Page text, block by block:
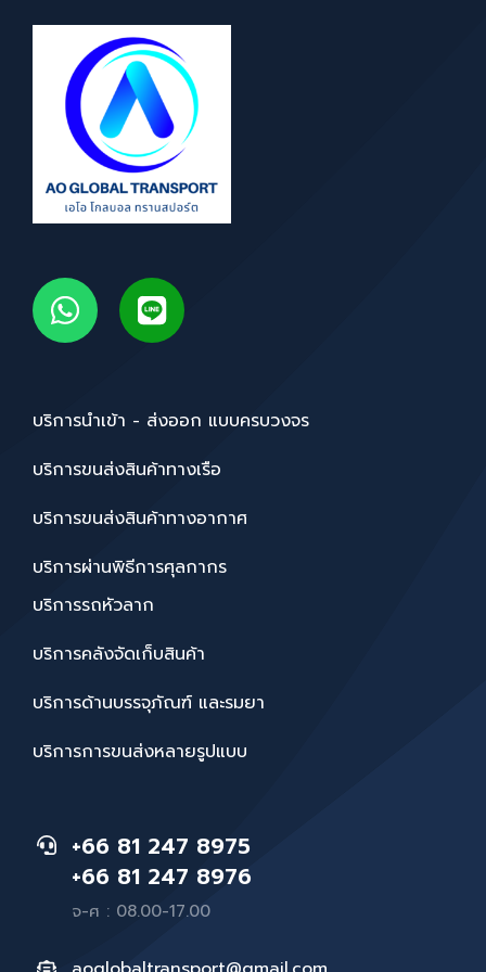
บริการนำเข้า - ส่งออก แบบครบวงจร
บริการขนส่งสินค้าทางเรือ
บริการขนส่งสินค้าทางอากาศ
บริการผ่านพิธีการศุลกากร
บริการรถหัวลาก
บริการคลังจัดเก็บสินค้า
บริการด้านบรรจุภัณฑ์ และรมยา
บริการการขนส่งหลายรูปแบบ
+66 81 247 8975
+66 81 247 8976
จ-ศ : 08.00-17.00